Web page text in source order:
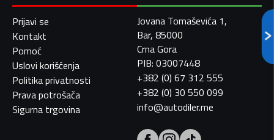
Prijavi se
Kontakt
Pomoć
Uslovi korišćenja
Politika privatnosti
Prava potrošača
Sigurna trgovina
Jovana Tomaševića 1,
Bar, 85000
Crna Gora
PIB: 03007448
+382 (0) 67 312 555
+382 (0) 30 550 099
info@autodiler.me